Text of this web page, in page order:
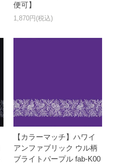
便可】
1,870円(税込)
【カラーマッチ】ハワイ
アンファブリック ウル柄
ブライトパープル fab-K00